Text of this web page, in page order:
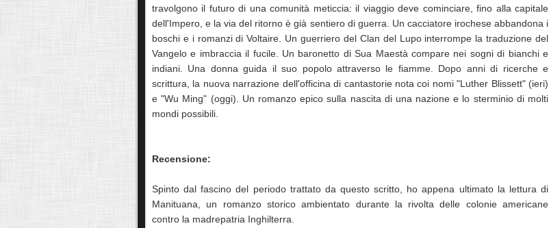
travolgono il futuro di una comunità meticcia: il viaggio deve cominciare, fino alla capitale
dell'Impero, e la via del ritorno è già sentiero di guerra. Un cacciatore irochese abbandona i
boschi e i romanzi di Voltaire. Un guerriero del Clan del Lupo interrompe la traduzione del
Vangelo e imbraccia il fucile. Un baronetto di Sua Maestà compare nei sogni di bianchi e
indiani. Una donna guida il suo popolo attraverso le fiamme. Dopo anni di ricerche e
scrittura, la nuova narrazione dell'officina di cantastorie nota coi nomi "Luther Blissett" (ieri)
e "Wu Ming" (oggi). Un romanzo epico sulla nascita di una nazione e lo sterminio di molti
mondi possibili.
Recensione:
Spinto dal fascino del periodo trattato da questo scritto, ho appena ultimato la lettura di
Manituana, un romanzo storico ambientato durante la rivolta delle colonie americane
contro la madrepatria Inghilterra.